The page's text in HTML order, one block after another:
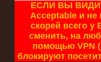
ЕСЛИ ВЫ
Acceptable и не
скорей всего у
сменить, на
помощью VPN
блокируют